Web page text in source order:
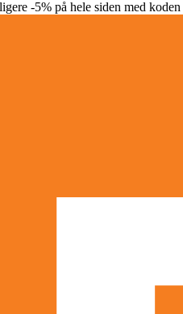
-5% på hele siden med koden